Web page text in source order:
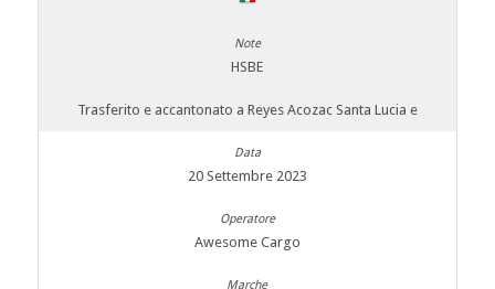
HSBE
Trasferito e accantonato a Reyes Acozac Santa Lucia e
20 Settembre 2023
Awesome Cargo